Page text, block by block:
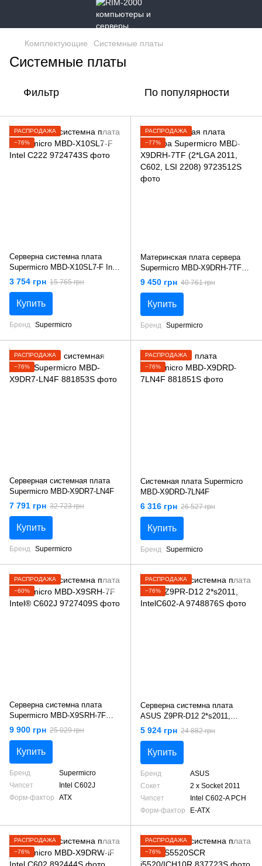
Комплектующие Системные платы
Системные платы
Фильтр По популярности
РАСПРОДАЖА
−76%
Серверна системна плата
Supermicro MBD-X10SL7-F Intel
C222
3 754 грн 15 765 грн
Купить
Бренд Supermicro
РАСПРОДАЖА
−77%
Материнская плата сервера
Supermicro MBD-X9DRH-7TF
(2*LGA 2011, C602, LSI 2208)
9 450 грн 40 761 грн
Купить
Бренд Supermicro
РАСПРОДАЖА
−76%
Серверная системная плата
Supermicro MBD-X9DR7-LN4F
7 791 грн 32 723 грн
Купить
Бренд Supermicro
РАСПРОДАЖА
−76%
Системная плата Supermicro
MBD-X9DRD-7LN4F
6 316 грн 26 527 грн
Купить
Бренд Supermicro
РАСПРОДАЖА
−60%
Серверна системна плата
Supermicro MBD-X9SRH-7F
Intel® C602J
9 900 грн 25 029 грн
Купить
Бренд
Supermicro
Чипсет
Intel C602J
Форм-фактор
ATX
РАСПРОДАЖА
−76%
Серверна системна плата
ASUS Z9PR-D12 2*s2011,
IntelC602-A
5 924 грн 24 882 грн
Купить
Бренд
ASUS
Сокет
2 x Socket 2011
Чипсет
Intel C602-A PCH
Форм-фактор
E-ATX
РАСПРОДАЖА
−76%
РАСПРОДАЖА
−76%